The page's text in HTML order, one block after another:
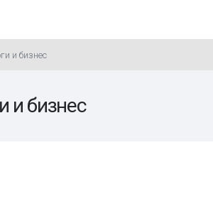
и бизнес
и бизнес